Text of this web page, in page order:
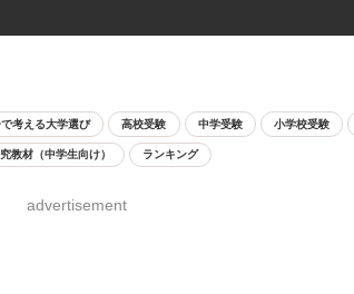
考える大学選び 高校受験 中学受験 小学校受験
教材（中学生向け） ランキング
advertisement